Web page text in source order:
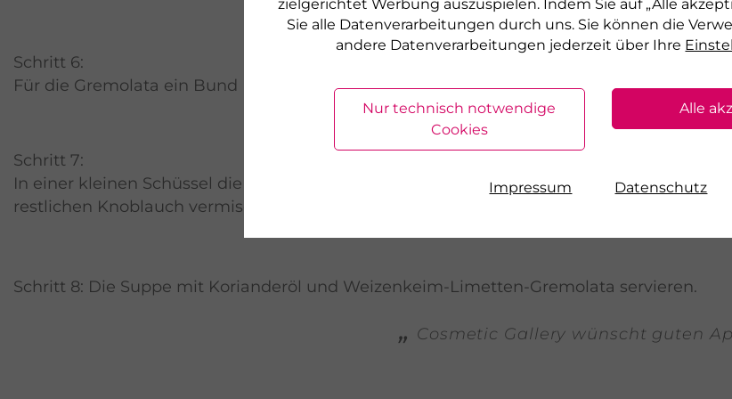
zielgerichtet Werbung auszuspielen. Indem Sie auf „Alle
Sie alle Datenverarbeitungen durch uns. Sie können die
andere Datenverarbeitungen jederzeit über Ihre
Nur technisch notwendige
Cookies
Alle
Impressum Datenschutz
Schritt 6:
Für die Gremolata ein Bund Koriandergrün waschen und fein hacken. Die Schale einer
Schritt 7:
In einer kleinen Schüssel die DR. GRANDEL Weizenkeime mit dem Koriander, der
restlichen Knoblauch vermischen.
Schritt 8: Die Suppe mit Korianderöl und Weizenkeim-Limetten-Gremolata servieren.
Cosmetic Gallery wünscht guten